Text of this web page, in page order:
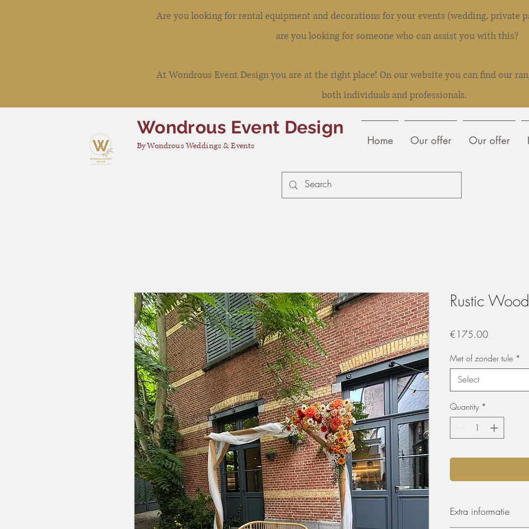
Are you looking for rental equipment and decorations for your events (wedding, private
are you looking for someone who can assist you with this?
At Wondrous Event Design you are at the right place! On our website you can find our
both individuals and professionals.
Wondrous Event Design
By Wondrous Weddings & Events Home Our offer Our offer
Rustic Wood
€175.00Price
Met of zonder tule *
Select
Quantity *
Extra informatie